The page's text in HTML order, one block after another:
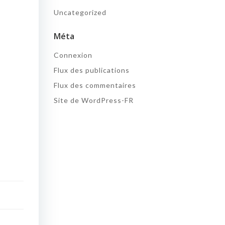
Uncategorized
Méta
Connexion
Flux des publications
Flux des commentaires
Site de WordPress-FR